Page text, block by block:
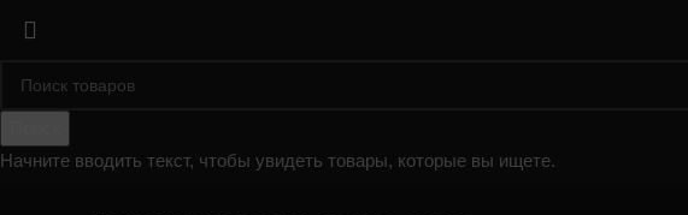
Начните вводить текст, чтобы увидеть товары, которые вы ищете.